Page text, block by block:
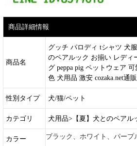
商品詳細情報
商品名
グッチ パロディ tシャツ 犬
のペアルック お揃い レディ
グ peppa pig ペットウェア
色 犬用品 激安 cozaka.net通販
性別タイプ 犬/猫/ペット
カテゴリ 犬用品>【夏】犬とのペアル
カラー ブラック、ホワイト、パープ